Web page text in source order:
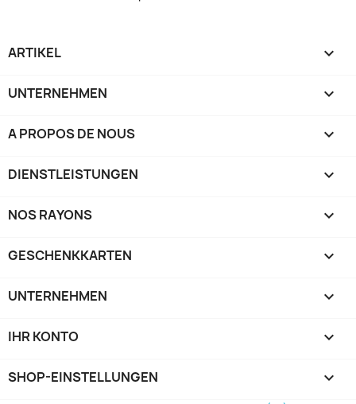
ARTIKEL 
UNTERNEHMEN 
A PROPOS DE NOUS 
DIENSTLEISTUNGEN 
NOS RAYONS 
GESCHENKKARTEN 
UNTERNEHMEN 
IHR KONTO 
SHOP-EINSTELLUNGEN keyboard_arrow_down